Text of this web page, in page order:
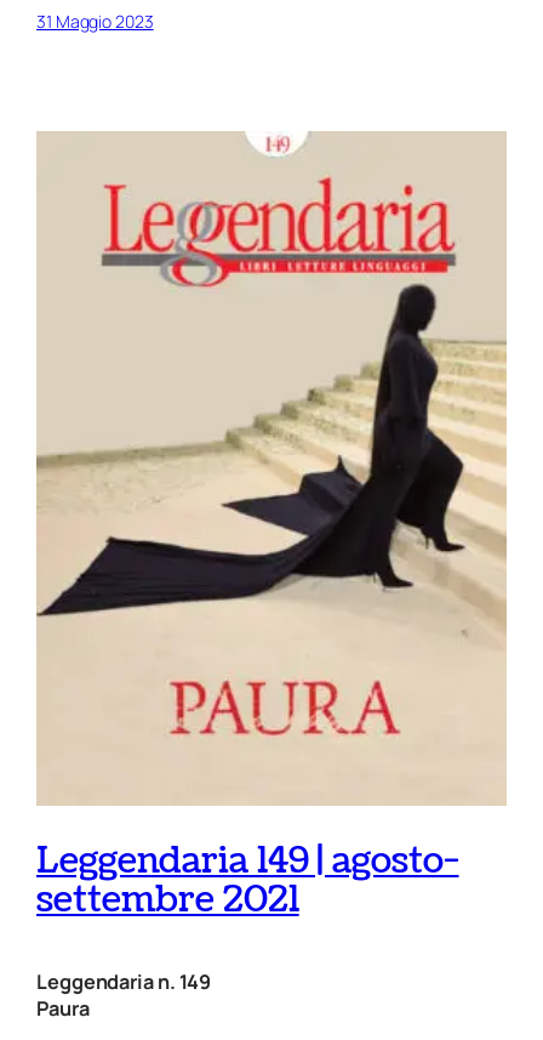
31 Maggio 2023
Leggendaria 149 | agosto-
settembre 2021
Leggendaria n. 149
Paura